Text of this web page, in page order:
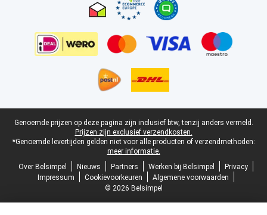
Juridische voettekst
Genoemde prijzen op deze pagina zijn inclusief btw, tenzij anders vermeld.
Prijzen zijn exclusief verzendkosten.
*Genoemde levertijden gelden niet voor alle producten of verzendmethoden:
meer informatie.
Over Belsimpel
Nieuws Partners Werken bij Belsimpel
Privacy
Impressum
Cookievoorkeuren
Algemene voorwaarden
© 2026 Belsimpel